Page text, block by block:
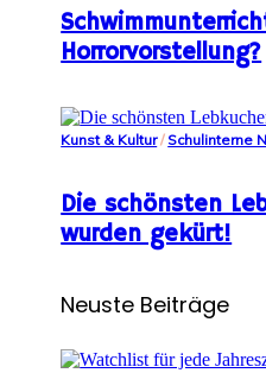
Horrorvorstellung?
Kunst & Kultur/ Schulinterne
Die schönsten
wurden gekürt!
Neuste Beiträge